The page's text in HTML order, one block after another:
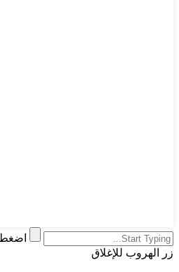
زر الهروب للإغلاق